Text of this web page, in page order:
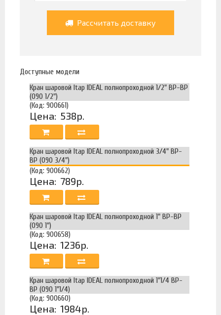
Рассчитать доставку
Доступные модели
Кран шаровой Itap IDEAL полнопроходной 1/2" ВР-ВР
(090 1/2")
(Код: 900661)
Цена: 538р.
Кран шаровой Itap IDEAL полнопроходной 3/4" ВР-
ВР (090 3/4")
(Код: 900662)
Цена: 789р.
Кран шаровой Itap IDEAL полнопроходной 1" ВР-ВР
(090 1")
(Код: 900658)
Цена: 1236р.
Кран шаровой Itap IDEAL полнопроходной 1"1/4 ВР-
ВР (090 1"1/4)
(Код: 900660)
Цена: 1984р.